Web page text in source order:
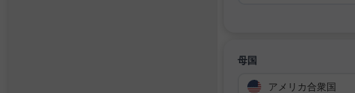
母国
アメリカ合衆国